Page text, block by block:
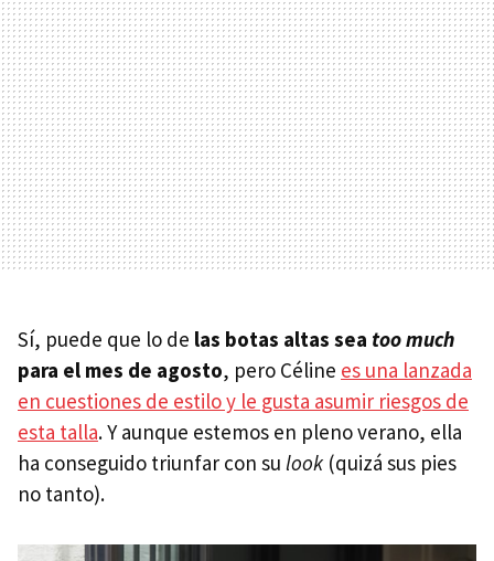
Sí, puede que lo de las botas altas sea too much
para el mes de agosto, pero Céline es una lanzada
en cuestiones de estilo y le gusta asumir riesgos de
esta talla. Y aunque estemos en pleno verano, ella
ha conseguido triunfar con su look (quizá sus pies
no tanto).